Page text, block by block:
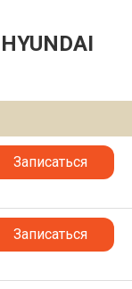
Записаться
Записаться